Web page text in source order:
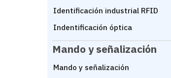
Identificación industrial RFID
Indentificación óptica
Mando y señalización
Mando y señalización